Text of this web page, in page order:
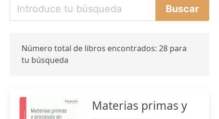
Número total de libros encontrados: 28 para
tu búsqueda
Materias primas y